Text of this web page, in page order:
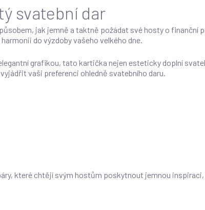
svatební dar
jak jemně a taktně požádat své hosty o finanční
do výzdoby vašeho velkého dne.
grafikou, tato kartička nejen esteticky doplní
vaši preferenci ohledně svatebního daru.
které chtějí svým hostům poskytnout jemnou